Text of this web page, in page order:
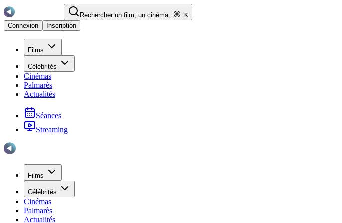
Rechercher un film, un cinéma...
K
Connexion
Inscription
Films
Célébrités
Cinémas
Palmarès
Actualités
Séances
Streaming
Films
Célébrités
Cinémas
Palmarès
Actualités